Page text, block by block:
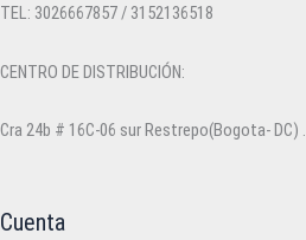
TEL: 3026667857 / 3152136518
CENTRO DE DISTRIBUCIÓN:
Cra 24b # 16C-06 sur Restrepo(Bogota- DC) .
Cuenta